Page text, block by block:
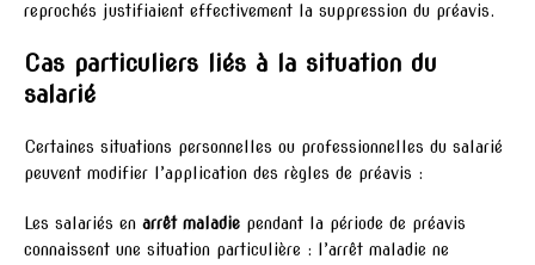
reprochés justifiaient effectivement la suppression du préavis.
Cas particuliers liés à la situation du
salarié
Certaines situations personnelles ou professionnelles du salarié
peuvent modifier l’application des règles de préavis :
Les salariés en arrêt maladie pendant la période de préavis
connaissent une situation particulière : l’arrêt maladie ne